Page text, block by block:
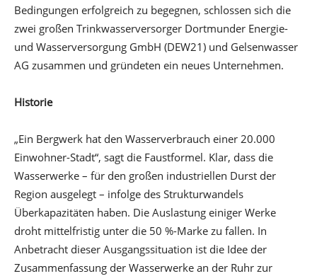
Bedingungen erfolgreich zu begegnen, schlossen sich die
zwei großen Trinkwasserversorger Dortmunder Energie-
und Wasserversorgung GmbH (DEW21) und Gelsenwasser
AG zusammen und gründeten ein neues Unternehmen.
Historie
„Ein Bergwerk hat den Wasserverbrauch einer 20.000
Einwohner-Stadt“, sagt die Faustformel. Klar, dass die
Wasserwerke – für den großen industriellen Durst der
Region ausgelegt – infolge des Strukturwandels
Überkapazitäten haben. Die Auslastung einiger Werke
droht mittelfristig unter die 50 %-Marke zu fallen. In
Anbetracht dieser Ausgangssituation ist die Idee der
Zusammenfassung der Wasserwerke an der Ruhr zur